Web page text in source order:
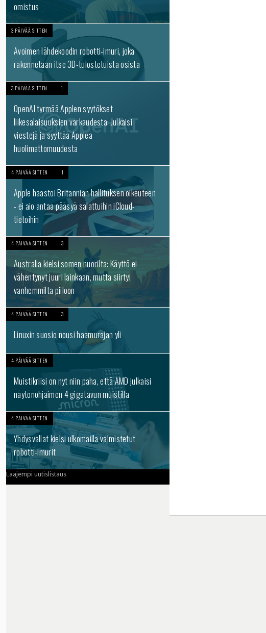
omistus
3 PÄIVÄÄ SITTEN
Avoimen lähdekoodin robotti-imuri, joka
rakennetaan itse 3D-tulostetuista osista
3 PÄIVÄÄ SITTEN 1
OpenAI tyrmää Applen syytökset
liikesalaisuuksien varkaudesta: Julkaisi
viestejä ja syyttää Applea
huolimattomuudesta
4 PÄIVÄÄ SITTEN 1
Apple haastoi Britannian hallituksen oikeuteen
- ei aio antaa pääsyä salattuihin iCloud-
tietoihin
4 PÄIVÄÄ SITTEN 3
Australia kielsi somen nuorilta: Käyttö ei
vähentynyt juuri lainkaan, mutta siirtyi
vanhemmilta piiloon
4 PÄIVÄÄ SITTEN 3
Linuxin suosio nousi haamurajan yli
4 PÄIVÄÄ SITTEN
Muistikriisi on nyt niin paha, että AMD julkaisi
näytönohjaimen 4 gigatavun muistilla
4 PÄIVÄÄ SITTEN
Yhdysvallat kielsi ulkomailla valmistetut
robotti-imurit
Laajempi uutislistaus